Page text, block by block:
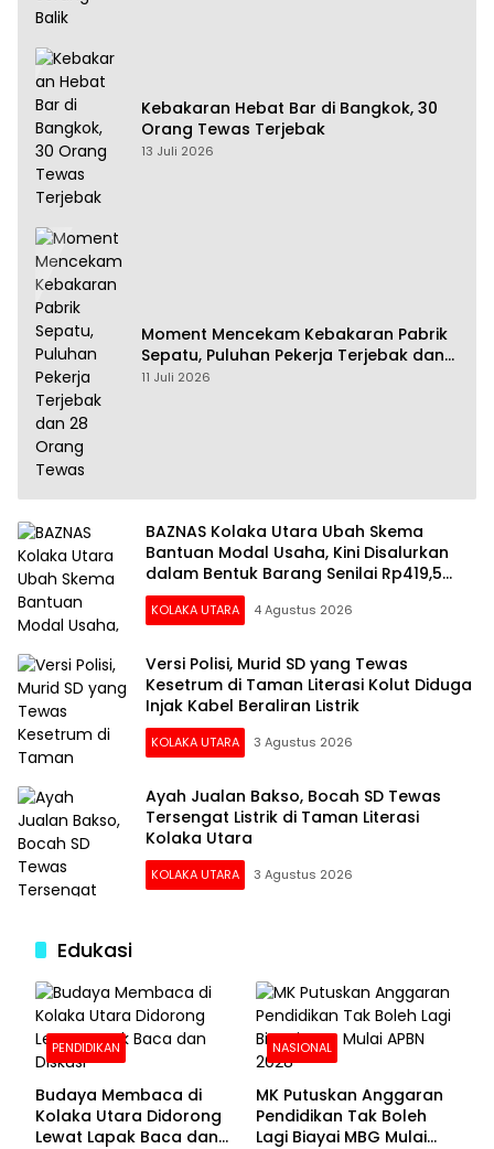
Kebakaran Hebat Bar di Bangkok, 30
Orang Tewas Terjebak
13 Juli 2026
Moment Mencekam Kebakaran Pabrik
Sepatu, Puluhan Pekerja Terjebak dan
28 Orang Tewas
11 Juli 2026
BAZNAS Kolaka Utara Ubah Skema
Bantuan Modal Usaha, Kini Disalurkan
dalam Bentuk Barang Senilai Rp419,5
Juta
KOLAKA UTARA 4 Agustus 2026
Versi Polisi, Murid SD yang Tewas
Kesetrum di Taman Literasi Kolut Diduga
Injak Kabel Beraliran Listrik
KOLAKA UTARA 3 Agustus 2026
Ayah Jualan Bakso, Bocah SD Tewas
Tersengat Listrik di Taman Literasi
Kolaka Utara
KOLAKA UTARA 3 Agustus 2026
Edukasi
PENDIDIKAN
Budaya Membaca di
Kolaka Utara Didorong
Lewat Lapak Baca dan
NASIONAL
MK Putuskan Anggaran
Pendidikan Tak Boleh
Lagi Biayai MBG Mulai